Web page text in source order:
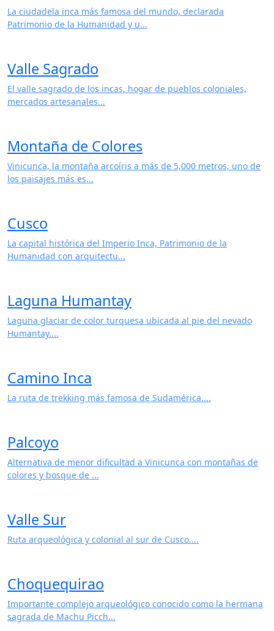
La ciudadela inca más famosa del mundo, declarada
Patrimonio de la Humanidad y u...
Valle Sagrado
El valle sagrado de los incas, hogar de pueblos coloniales,
mercados artesanales...
Montaña de Colores
Vinicunca, la montaña arcoíris a más de 5,000 metros, uno de
los paisajes más es...
Cusco
La capital histórica del Imperio Inca, Patrimonio de la
Humanidad con arquitectu...
Laguna Humantay
Laguna glaciar de color turquesa ubicada al pie del nevado
Humantay....
Camino Inca
La ruta de trekking más famosa de Sudamérica....
Palcoyo
Alternativa de menor dificultad a Vinicunca con montañas de
colores y bosque de ...
Valle Sur
Ruta arqueológica y colonial al sur de Cusco....
Choquequirao
Importante complejo arqueológico conocido como la hermana
sagrada de Machu Picch...